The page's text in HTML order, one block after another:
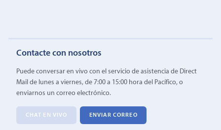
Contacte con nosotros
Puede conversar en vivo con el servicio de asistencia de Direct
Mail de lunes a viernes, de 7:00 a 15:00 hora del Pacífico, o
enviarnos un correo electrónico.
CHAT EN VIVO ENVIAR CORREO